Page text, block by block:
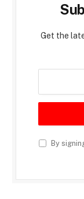
Get the
By